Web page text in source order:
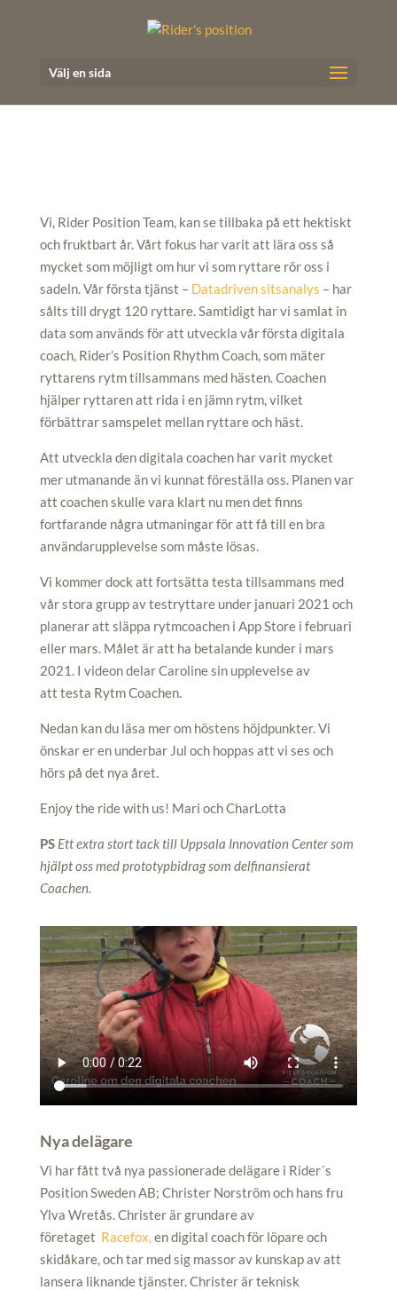
Välj en sida
Vi, Rider Position Team, kan se tillbaka på ett hektiskt
och fruktbart år. Vårt fokus har varit att lära oss så
mycket som möjligt om hur vi som ryttare rör oss i
sadeln. Vår första tjänst – Datadriven sitsanalys – har
sålts till drygt 120 ryttare. Samtidigt har vi samlat in
data som används för att utveckla vår första digitala
coach, Rider’s Position Rhythm Coach, som mäter
ryttarens rytm tillsammans med hästen. Coachen
hjälper ryttaren att rida i en jämn rytm, vilket
förbättrar samspelet mellan ryttare och häst.
Att utveckla den digitala coachen har varit mycket
mer utmanande än vi kunnat föreställa oss. Planen var
att coachen skulle vara klart nu men det finns
fortfarande några utmaningar för att få till en bra
användarupplevelse som måste lösas.
Vi kommer dock att fortsätta testa tillsammans med
vår stora grupp av testryttare under januari 2021 och
planerar att släppa rytmcoachen i App Store i februari
eller mars. Målet är att ha betalande kunder i mars
2021. I videon delar Caroline sin upplevelse av
att testa Rytm Coachen.
Nedan kan du läsa mer om höstens höjdpunkter. Vi
önskar er en underbar Jul och hoppas att vi ses och
hörs på det nya året.
Enjoy the ride with us! Mari och CharLotta
PS Ett extra stort tack till Uppsala Innovation Center som
hjälpt oss med prototypbidrag som delfinansierat
Coachen.
Nya delägare
Vi har fått två nya passionerade delägare i Rider´s
Position Sweden AB; Christer Norström och hans fru
Ylva Wretås. Christer är grundare av
företaget Racefox, en digital coach för löpare och
skidåkare, och tar med sig massor av kunskap av att
lansera liknande tjänster. Christer är teknisk